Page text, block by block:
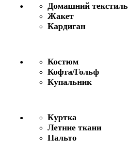
Домашний текстиль
Жакет
Кардиган
Костюм
Кофта/Гольф
Купальник
Куртка
Летние ткани
Пальто